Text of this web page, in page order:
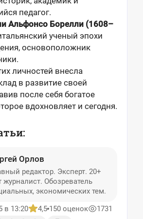
педагог.
Альфонсо Борелли (1608–
ученый эпохи
основоположник
личностей внесла
в развитие своей
после себя богатое
вдохновляет и сегодня.
Орлов
редактор. Эксперт. 20+
журналист. Обозреватель
экономических тем.
в 13:20
4,5 150 оценок 1731